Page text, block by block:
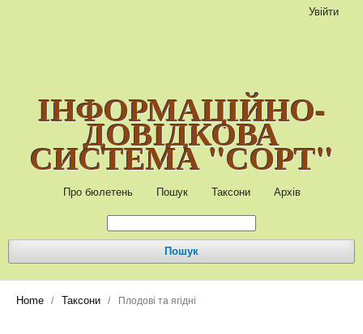
ІНФОРМАЦІЙНО-
ДОВІДКОВА
СИСТЕМА "СОРТ"
Про бюлетень Пошук Таксони Архів
Пошук
Увійти
Home / Таксони / Плодові та ягідні